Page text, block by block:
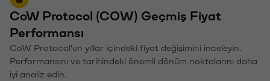
CoW Protocol (COW) Geçmiş Fiyat
Performansı
CoW Protocol'un yıllar içindeki fiyat değişimini inceleyin.
Performansını ve tarihindeki önemli dönüm noktalarını daha
iyi analiz edin.